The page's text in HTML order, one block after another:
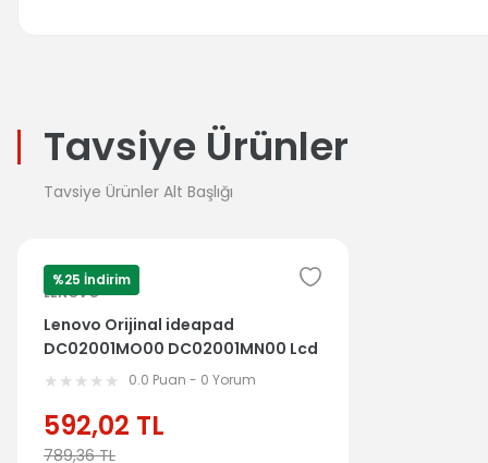
Tavsiye Ürünler
Tavsiye Ürünler Alt Başlığı
%25 İndirim
LENOVO
Lenovo Orijinal ideapad
DC02001MO00 DC02001MN00 Lcd
Ekran Data Flex Kablosu
0.0 Puan - 0 Yorum
592,02 TL
789,36TL